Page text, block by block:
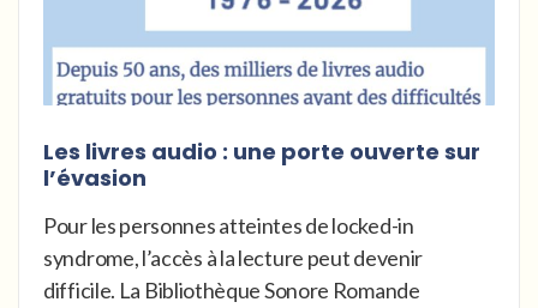
Les livres audio : une porte ouverte sur
l’évasion
Pour les personnes atteintes de locked-in
syndrome, l’accès à la lecture peut devenir
difficile. La Bibliothèque Sonore Romande